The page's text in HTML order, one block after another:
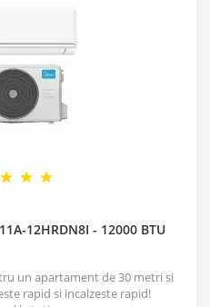
12HRDN8I - 12000 BTU
un apartament de 30 metri si
rapid si incalzeste rapid!